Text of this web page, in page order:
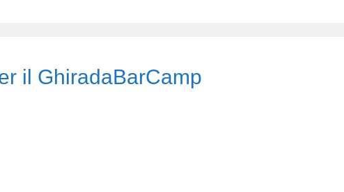
il GhiradaBarCamp